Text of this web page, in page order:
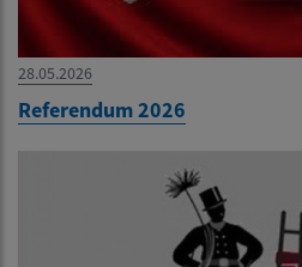
28.05.2026
Referendum 2026